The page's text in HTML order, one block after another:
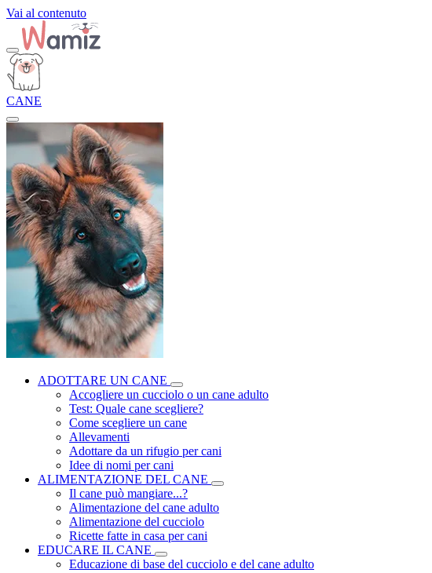
Vai al contenuto
CANE
ADOTTARE UN CANE
Accogliere un cucciolo o un cane adulto
Test: Quale cane scegliere?
Come scegliere un cane
Allevamenti
Adottare da un rifugio per cani
Idee di nomi per cani
ALIMENTAZIONE DEL CANE
Il cane può mangiare...?
Alimentazione del cane adulto
Alimentazione del cucciolo
Ricette fatte in casa per cani
EDUCARE IL CANE
Educazione di base del cucciolo e del cane adulto